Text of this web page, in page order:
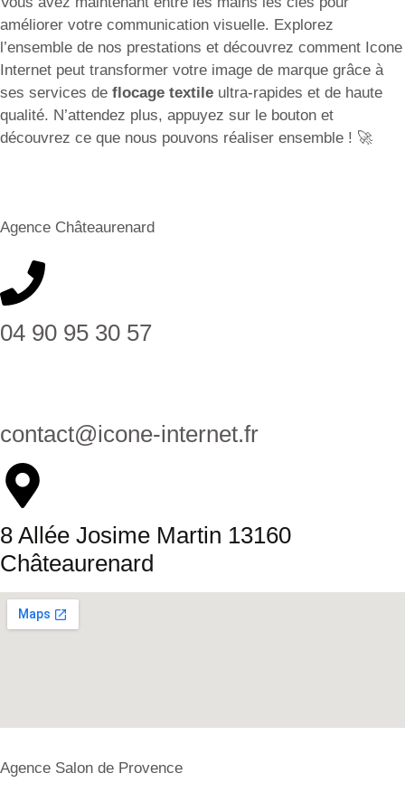
améliorer votre communication visuelle. Explorez
l’ensemble de nos prestations et découvrez comment Icone
Internet peut transformer votre image de marque grâce à
ses services de flocage textile ultra-rapides et de haute
qualité. N’attendez plus, appuyez sur le bouton et
découvrez ce que nous pouvons réaliser ensemble ! 🚀
Agence Châteaurenard
04 90 95 30 57
contact@icone-internet.fr
8 Allée Josime Martin 13160
Châteaurenard
Agence Salon de Provence